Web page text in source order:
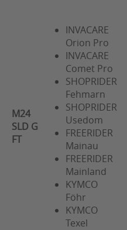
M24
SLD G
FT
INVACARE
Orion Pro
INVACARE
Comet Pro
SHOPRIDER
Fehmarn
SHOPRIDER
Usedom
FREERIDER
Mainau
FREERIDER
Mainland
KYMCO
Föhr
KYMCO
Texel